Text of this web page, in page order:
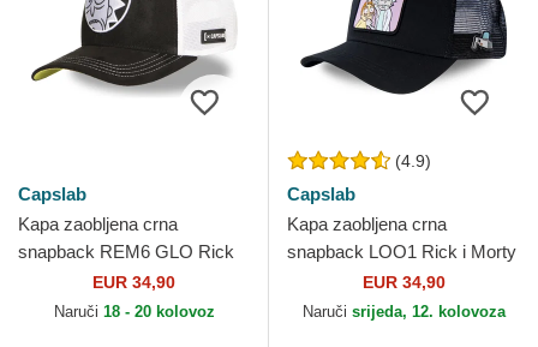
Capslab
Kapa zaobljena crna
snapback REM6 GLO Rick
Sanchez Rick i Morty
Capslab
EUR 34,90
Naruči 18 - 20 kolovoz
(4.9)
Capslab
Kapa zaobljena crna
snapback LOO1 Rick i Morty
EUR 34,90
Naruči srijeda, 12. kolovoza